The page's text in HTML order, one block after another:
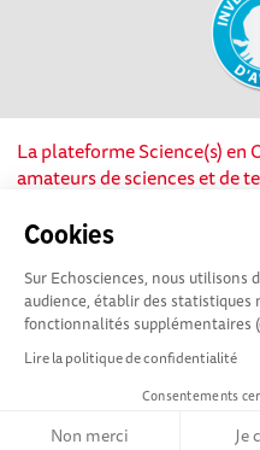
Cookies
Sur Echosciences, nous utilisons
audience, établir des statistiques
fonctionnalités supplémentaires
Lire la politique de confidentialité
Consentements
Non merci Je
La plateforme Science(s) en
amateurs de sciences et de
soutien de nombreux
l’Union européenne via les
développement régional.
plateforme Echosciences
Mentions légales|
Ligne éditoriale